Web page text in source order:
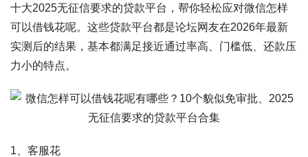
十大2025无征信要求的贷款平台，帮你轻松应对微信怎样
可以借钱花呢。这些贷款平台都是论坛网友在2026年最新
实测后的结果，基本都满足接近通过率高、门槛低、还款压
力小的特点。
1、客服花